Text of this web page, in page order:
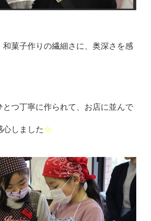
和菓子作りの繊細さに、奥深さを感
とつ丁寧に作られて、お店に並んで
心しました☆